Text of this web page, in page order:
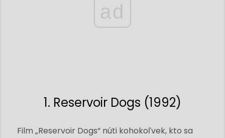
ad
1. Reservoir Dogs (1992)
Film „Reservoir Dogs“ núti kohokoľvek, kto sa